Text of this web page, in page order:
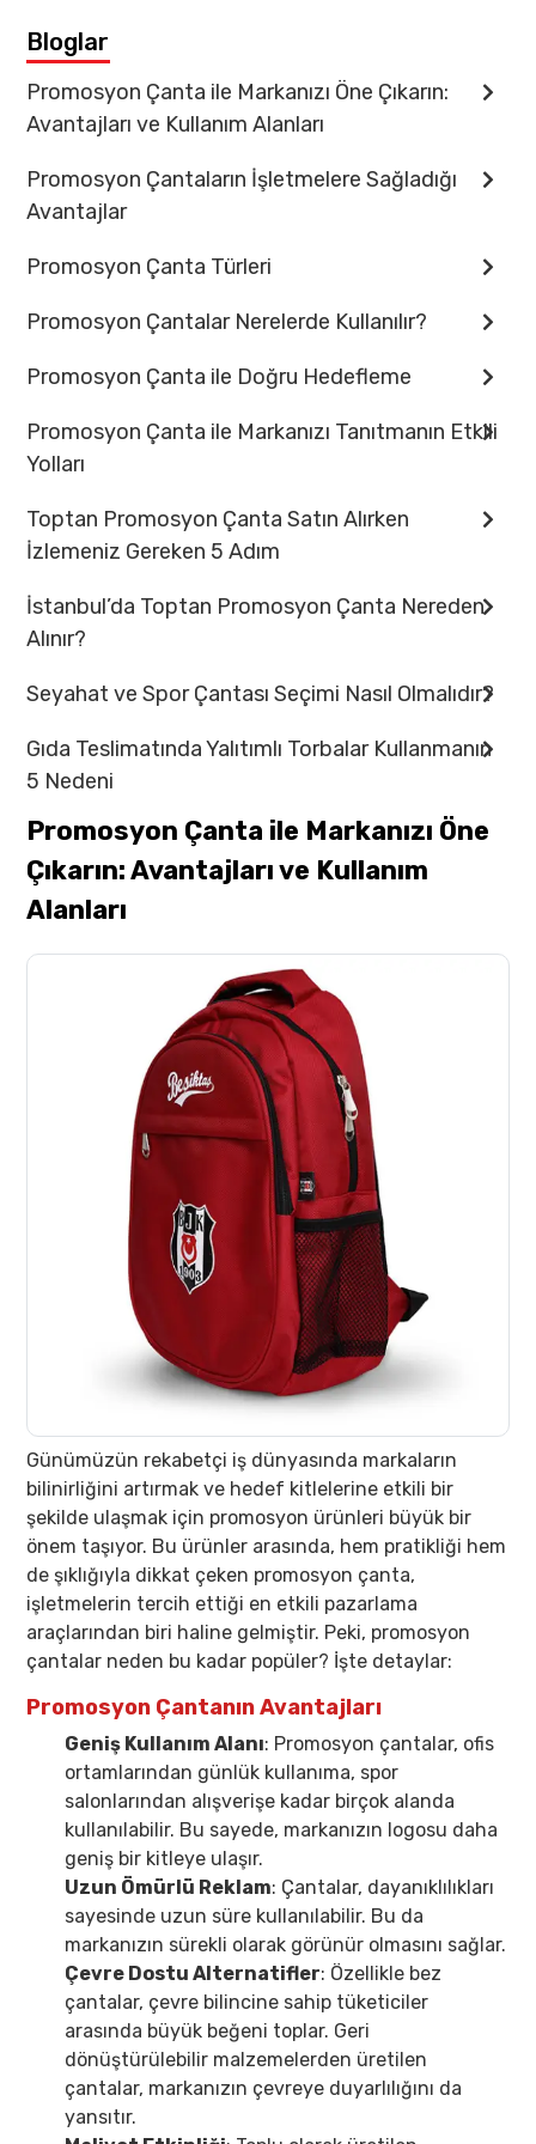
Bloglar
Promosyon Çanta ile Markanızı Öne Çıkarın:
Avantajları ve Kullanım Alanları
Promosyon Çantaların İşletmelere Sağladığı
Avantajlar
Promosyon Çanta Türleri
Promosyon Çantalar Nerelerde Kullanılır?
Promosyon Çanta ile Doğru Hedefleme
Promosyon Çanta ile Markanızı Tanıtmanın Etkili
Yolları
Toptan Promosyon Çanta Satın Alırken
İzlemeniz Gereken 5 Adım
İstanbul’da Toptan Promosyon Çanta Nereden
Alınır?
Seyahat ve Spor Çantası Seçimi Nasıl Olmalıdır?
Gıda Teslimatında Yalıtımlı Torbalar Kullanmanın
5 Nedeni
Promosyon Çanta ile Markanızı Öne
Çıkarın: Avantajları ve Kullanım
Alanları
Günümüzün rekabetçi iş dünyasında markaların
bilinirliğini artırmak ve hedef kitlelerine etkili bir
şekilde ulaşmak için promosyon ürünleri büyük bir
önem taşıyor. Bu ürünler arasında, hem pratikliği hem
de şıklığıyla dikkat çeken promosyon çanta,
işletmelerin tercih ettiği en etkili pazarlama
araçlarından biri haline gelmiştir. Peki, promosyon
çantalar neden bu kadar popüler? İşte detaylar:
Promosyon Çantanın Avantajları
Geniş Kullanım Alanı: Promosyon çantalar, ofis
ortamlarından günlük kullanıma, spor
salonlarından alışverişe kadar birçok alanda
kullanılabilir. Bu sayede, markanızın logosu daha
geniş bir kitleye ulaşır.
Uzun Ömürlü Reklam: Çantalar, dayanıklılıkları
sayesinde uzun süre kullanılabilir. Bu da
markanızın sürekli olarak görünür olmasını sağlar.
Çevre Dostu Alternatifler: Özellikle bez
çantalar, çevre bilincine sahip tüketiciler
arasında büyük beğeni toplar. Geri
dönüştürülebilir malzemelerden üretilen
çantalar, markanızın çevreye duyarlılığını da
yansıtır.